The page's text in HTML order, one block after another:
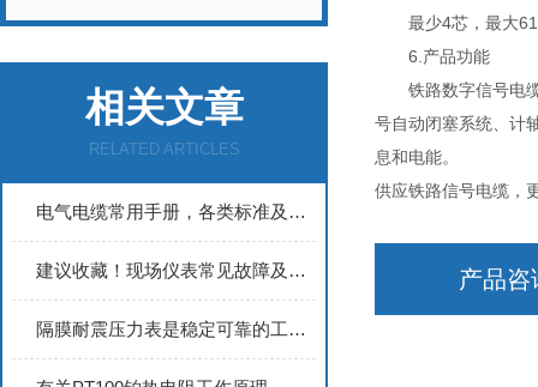
相关文章
RELATED ARTICLES
电气电缆常用手册，各类标准及型号释义
建议收藏！现场仪表常见故障及处理方法
隔膜耐震压力表是稳定可靠的工业压力测量仪表
最少4芯，最大
6.产品功能
铁路数字信号电缆
号自动闭塞系统、计
息和电能。
供应铁路信号电缆，
产品咨